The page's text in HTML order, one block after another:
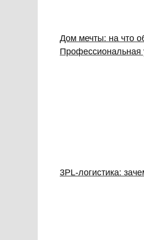
Дом мечты: на что
Профессиональная
3PL‑логистика: